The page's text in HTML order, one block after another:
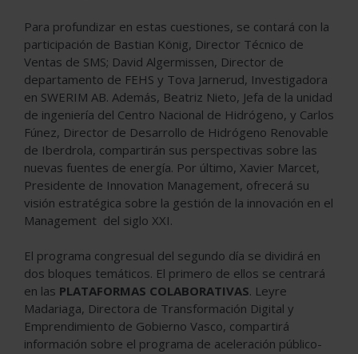
Para profundizar en estas cuestiones, se contará con la
participación de Bastian König, Director Técnico de
Ventas de SMS; David Algermissen, Director de
departamento de FEHS y Tova Jarnerud, Investigadora
en SWERIM AB. Además, Beatriz Nieto, Jefa de la unidad
de ingeniería del Centro Nacional de Hidrógeno, y Carlos
Fúnez, Director de Desarrollo de Hidrógeno Renovable
de Iberdrola, compartirán sus perspectivas sobre las
nuevas fuentes de energía. Por último, Xavier Marcet,
Presidente de Innovation Management, ofrecerá su
visión estratégica sobre la gestión de la innovación en el
Management del siglo XXI.
El programa congresual del segundo día se dividirá en
dos bloques temáticos. El primero de ellos se centrará
en las PLATAFORMAS COLABORATIVAS. Leyre
Madariaga, Directora de Transformación Digital y
Emprendimiento de Gobierno Vasco, compartirá
información sobre el programa de aceleración público-